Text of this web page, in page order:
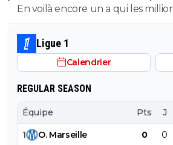
2032
En voilà encore un a qui les
sur son club pour en récupérer
mec pareil me pue au
pourrir le vestiaire !
Ligue 1
Calendrier
REGULAR SEASON
Équipe Pts J
1 O. Marseille 0 0